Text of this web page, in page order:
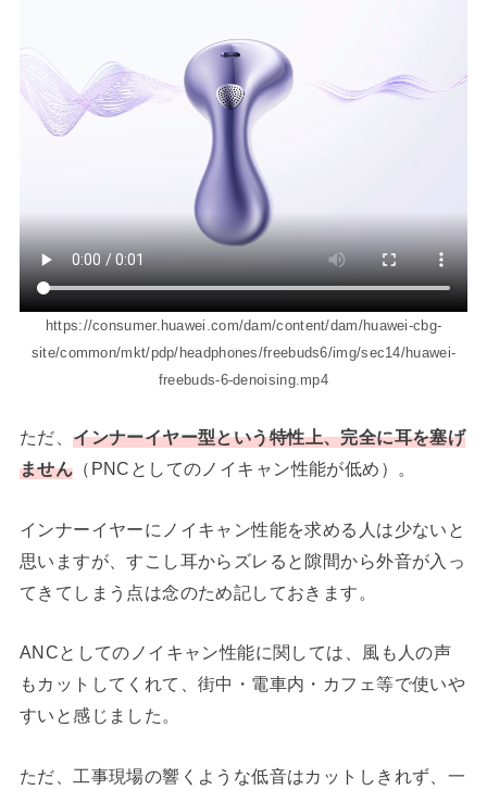
https://consumer.huawei.com/dam/content/dam/huawei-cbg-
site/common/mkt/pdp/headphones/freebuds6/img/sec14/huawei-
freebuds-6-denoising.mp4
ただ、インナーイヤー型という特性上、完全に耳を塞げ
ません （PNCとしてのノイキャン性能が低め）。
インナーイヤーにノイキャン性能を求める人は少ないと
思いますが、すこし耳からズレると隙間から外音が入っ
てきてしまう点は念のため記しておきます。
ANCとしてのノイキャン性能に関しては、風も人の声
もカットしてくれて、街中・電車内・カフェ等で使いや
すいと感じました。
ただ、工事現場の響くような低音はカットしきれず、一